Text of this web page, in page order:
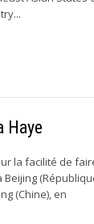
Haye
la facilité de
Beijing
(Chine), en